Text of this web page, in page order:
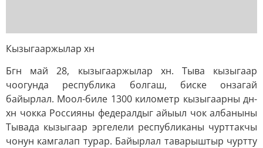
Кызыгааржылар хн
Бгн май 28, кызыгааржылар хн. Тыва кызыгаар
чоогунда республика болгаш, биске онзагай
байырлал. Моол-биле 1300 километр кызыгаарны дн-
хн чокка Россияны федералдыг айыыл чок албаныны
Тывада кызыгаар эргелели республиканы чурттакчы
чонун камгалап турар. Байырлал таварыштыр чуртту